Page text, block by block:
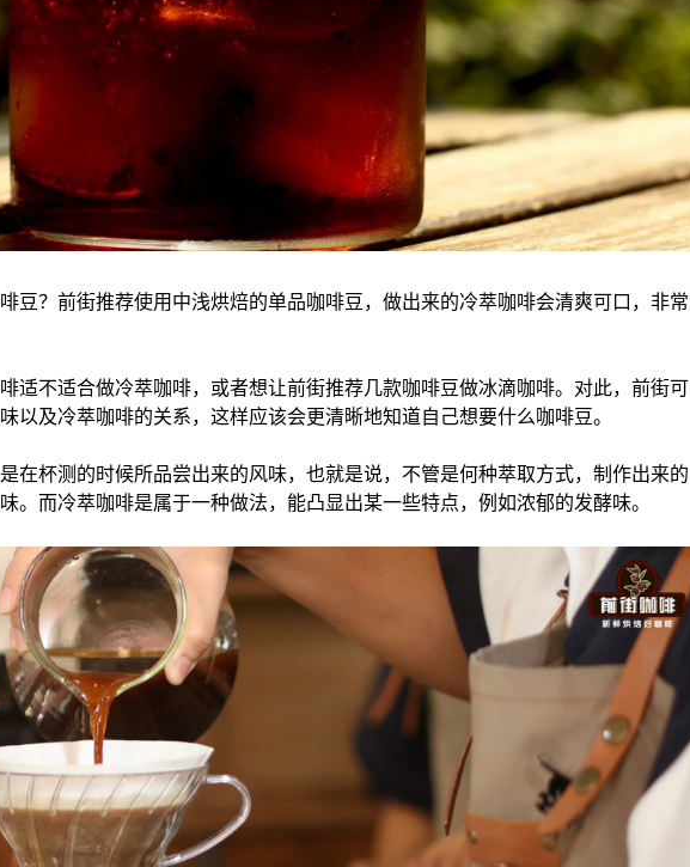
豆？前街推荐使用中浅烘焙的单品咖啡豆，做出来的冷萃咖啡会清爽可口，非常
适不适合做冷萃咖啡，或者想让前街推荐几款咖啡豆做冰滴咖啡。对此，前街可
以及冷萃咖啡的关系，这样应该会更清晰地知道自己想要什么咖啡豆。
在杯测的时候所品尝出来的风味，也就是说，不管是何种萃取方式，制作出来的
。而冷萃咖啡是属于一种做法，能凸显出某一些特点，例如浓郁的发酵味。